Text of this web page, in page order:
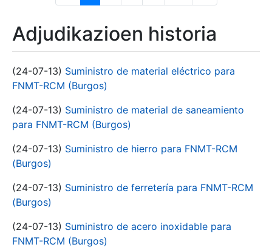
Adjudikazioen historia
(24-07-13) Suministro de material eléctrico para
FNMT-RCM (Burgos)
(24-07-13) Suministro de material de saneamiento
para FNMT-RCM (Burgos)
(24-07-13) Suministro de hierro para FNMT-RCM
(Burgos)
(24-07-13) Suministro de ferretería para FNMT-RCM
(Burgos)
(24-07-13) Suministro de acero inoxidable para
FNMT-RCM (Burgos)